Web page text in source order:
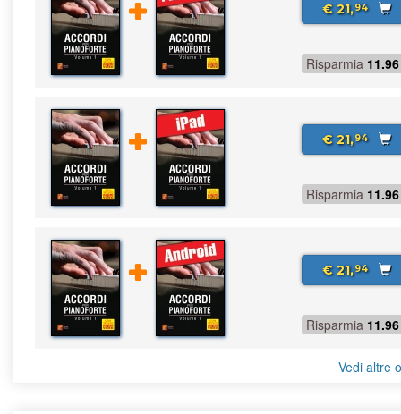
€ 21,94
Risparmia 11.96
€ 21,94
Risparmia 11.96
€ 21,94
Risparmia 11.96
Vedi altre